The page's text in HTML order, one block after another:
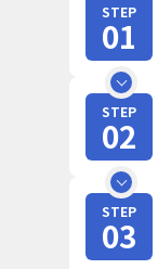
STEP
01
STEP
02
STEP
03